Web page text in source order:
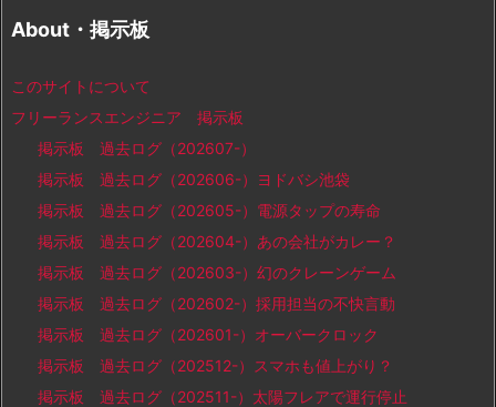
About・掲示板
このサイトについて
フリーランスエンジニア 掲示板
掲示板 過去ログ（202607-）
掲示板 過去ログ（202606-）ヨドバシ池袋
掲示板 過去ログ（202605-）電源タップの寿命
掲示板 過去ログ（202604-）あの会社がカレー？
掲示板 過去ログ（202603-）幻のクレーンゲーム
掲示板 過去ログ（202602-）採用担当の不快言動
掲示板 過去ログ（202601-）オーバークロック
掲示板 過去ログ（202512-）スマホも値上がり？
掲示板 過去ログ（202511-）太陽フレアで運行停止